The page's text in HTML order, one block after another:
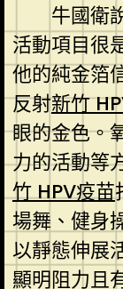
牛國衛
活動項目很
他的純金箔
反射新竹
眼的金色。
力的活動等
竹 HPV疫苗
場舞、健身
以靜態伸展
顯明阻力且